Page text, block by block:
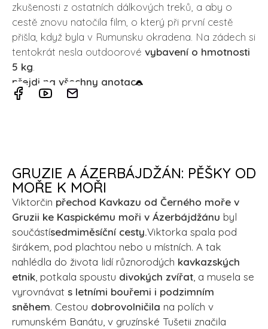
zkušenosti z ostatních dálkových treků, a aby o
cestě znovu natočila film, o který při první cestě
přišla, když byla v Rumunsku okradena. Na zádech si
tentokrát nesla outdoorové vybavení o hmotnosti
5 kg.
přejdi na všechny anotace
GRUZIE A ÁZERBÁJDŽÁN: PĚŠKY OD
MOŘE K MOŘI
Viktorčin přechod Kavkazu od Černého moře v
Gruzii ke Kaspickému moři v Ázerbájdžánu byl
součástísedmiměsíční cesty.Viktorka spala pod
širákem, pod plachtou nebo u místních. A tak
nahlédla do života lidí různorodých kavkazských
etnik , potkala spoustu divokých zvířat , a musela se
vyrovnávat s letními bouřemi i podzimním
sněhem. Cestou dobrovolničila na polích v
rumunském Banátu, v gruzínské Tušetii značila